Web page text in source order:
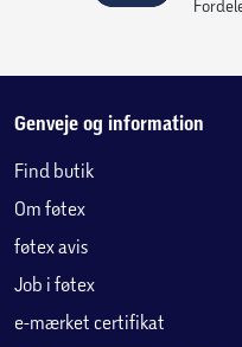
Genveje og information
Find butik
Om føtex
føtex avis
Job i føtex
e-mærket certifikat